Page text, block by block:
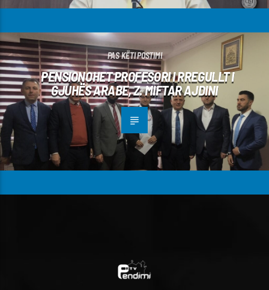
PAS KËTI POSTIMI
PENSIONOHET PROFESORI I RREGULLT I
GJUHËS ARABE, Z. MIFTAR AJDINI